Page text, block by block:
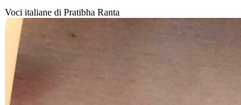
Voci italiane di Pratibha Ranta